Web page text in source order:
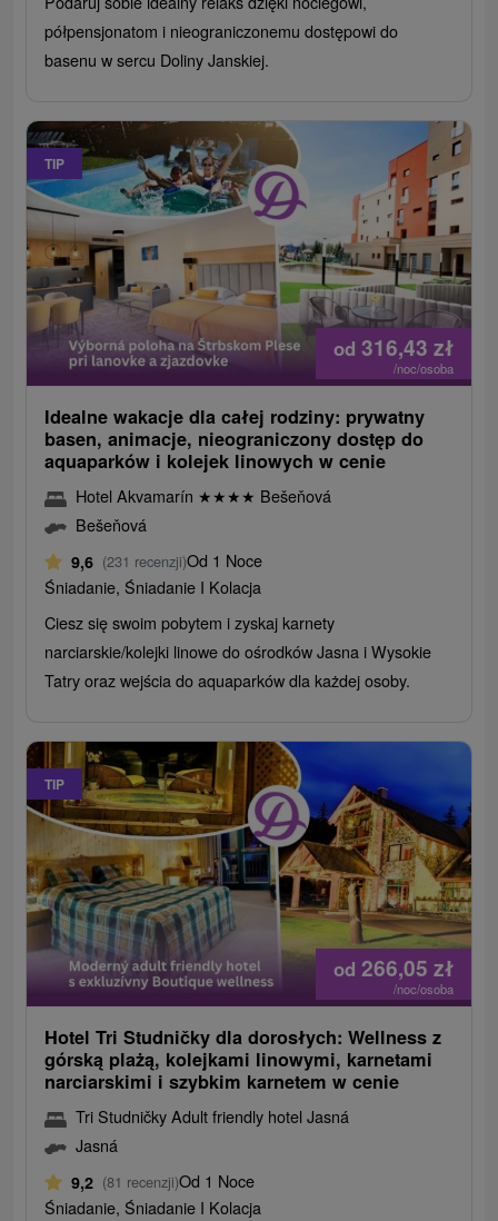
półpensjonatom i nieograniczonemu dostępowi do
basenu w sercu Doliny Janskiej.
TIP
od 316,43 zł
/noc/osoba
Idealne wakacje dla całej rodziny: prywatny
basen, animacje, nieograniczony dostęp do
aquaparków i kolejek linowych w cenie
Hotel Akvamarín ★★★★ Bešeňová
Bešeňová
9,6 (231 recenzji)Od 1 Noce
Śniadanie, Śniadanie I Kolacja
Ciesz się swoim pobytem i zyskaj karnety
narciarskie/kolejki linowe do ośrodków Jasna i Wysokie
Tatry oraz wejścia do aquaparków dla każdej osoby.
TIP
od 266,05 zł
/noc/osoba
Hotel Tri Studničky dla dorosłych: Wellness z
górską plażą, kolejkami linowymi, karnetami
narciarskimi i szybkim karnetem w cenie
Tri Studničky Adult friendly hotel Jasná
Jasná
9,2 (81 recenzji)Od 1 Noce
Śniadanie, Śniadanie I Kolacja